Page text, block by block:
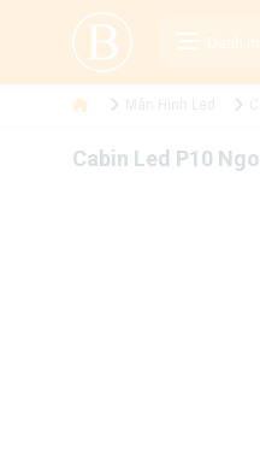
Danh
Cabin Led P10